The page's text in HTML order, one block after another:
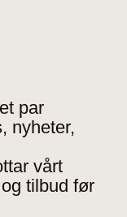
par
nyheter,
vårt
tilbud før